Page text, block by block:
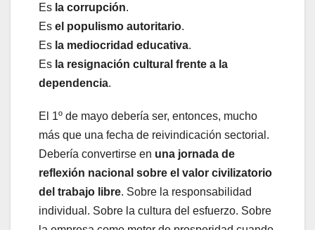
Es la corrupción.
Es el populismo autoritario.
Es la mediocridad educativa.
Es la resignación cultural frente a la
dependencia.
El 1º de mayo debería ser, entonces, mucho
más que una fecha de reivindicación sectorial.
Debería convertirse en una jornada de
reflexión nacional sobre el valor civilizatorio
del trabajo libre. Sobre la responsabilidad
individual. Sobre la cultura del esfuerzo. Sobre